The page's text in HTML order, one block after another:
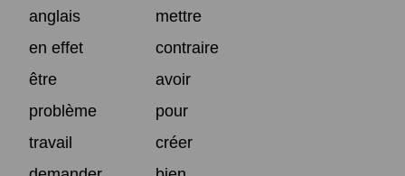
anglais
mettre
en effet
contraire
être
avoir
problème
pour
travail
créer